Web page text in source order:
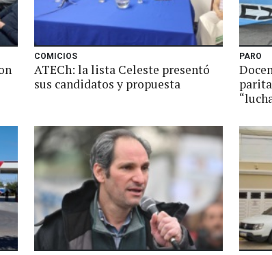
COMICIOS
ATECh: la lista Celeste presentó
sus candidatos y propuesta
PARO